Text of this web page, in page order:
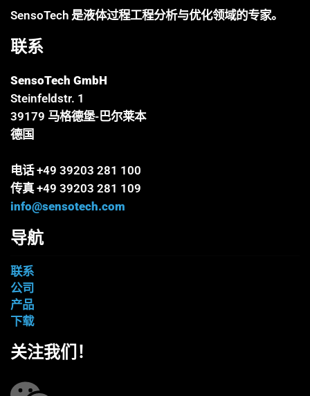
SensoTech 是液体过程工程分析与优化领域的专家。
联系
SensoTech GmbH
Steinfeldstr. 1
39179 马格德堡-巴尔莱本
德国
电话 +49 39203 281 100
传真 +49 39203 281 109
info@sensotech.com
导航
联系
公司
产品
下载
关注我们！